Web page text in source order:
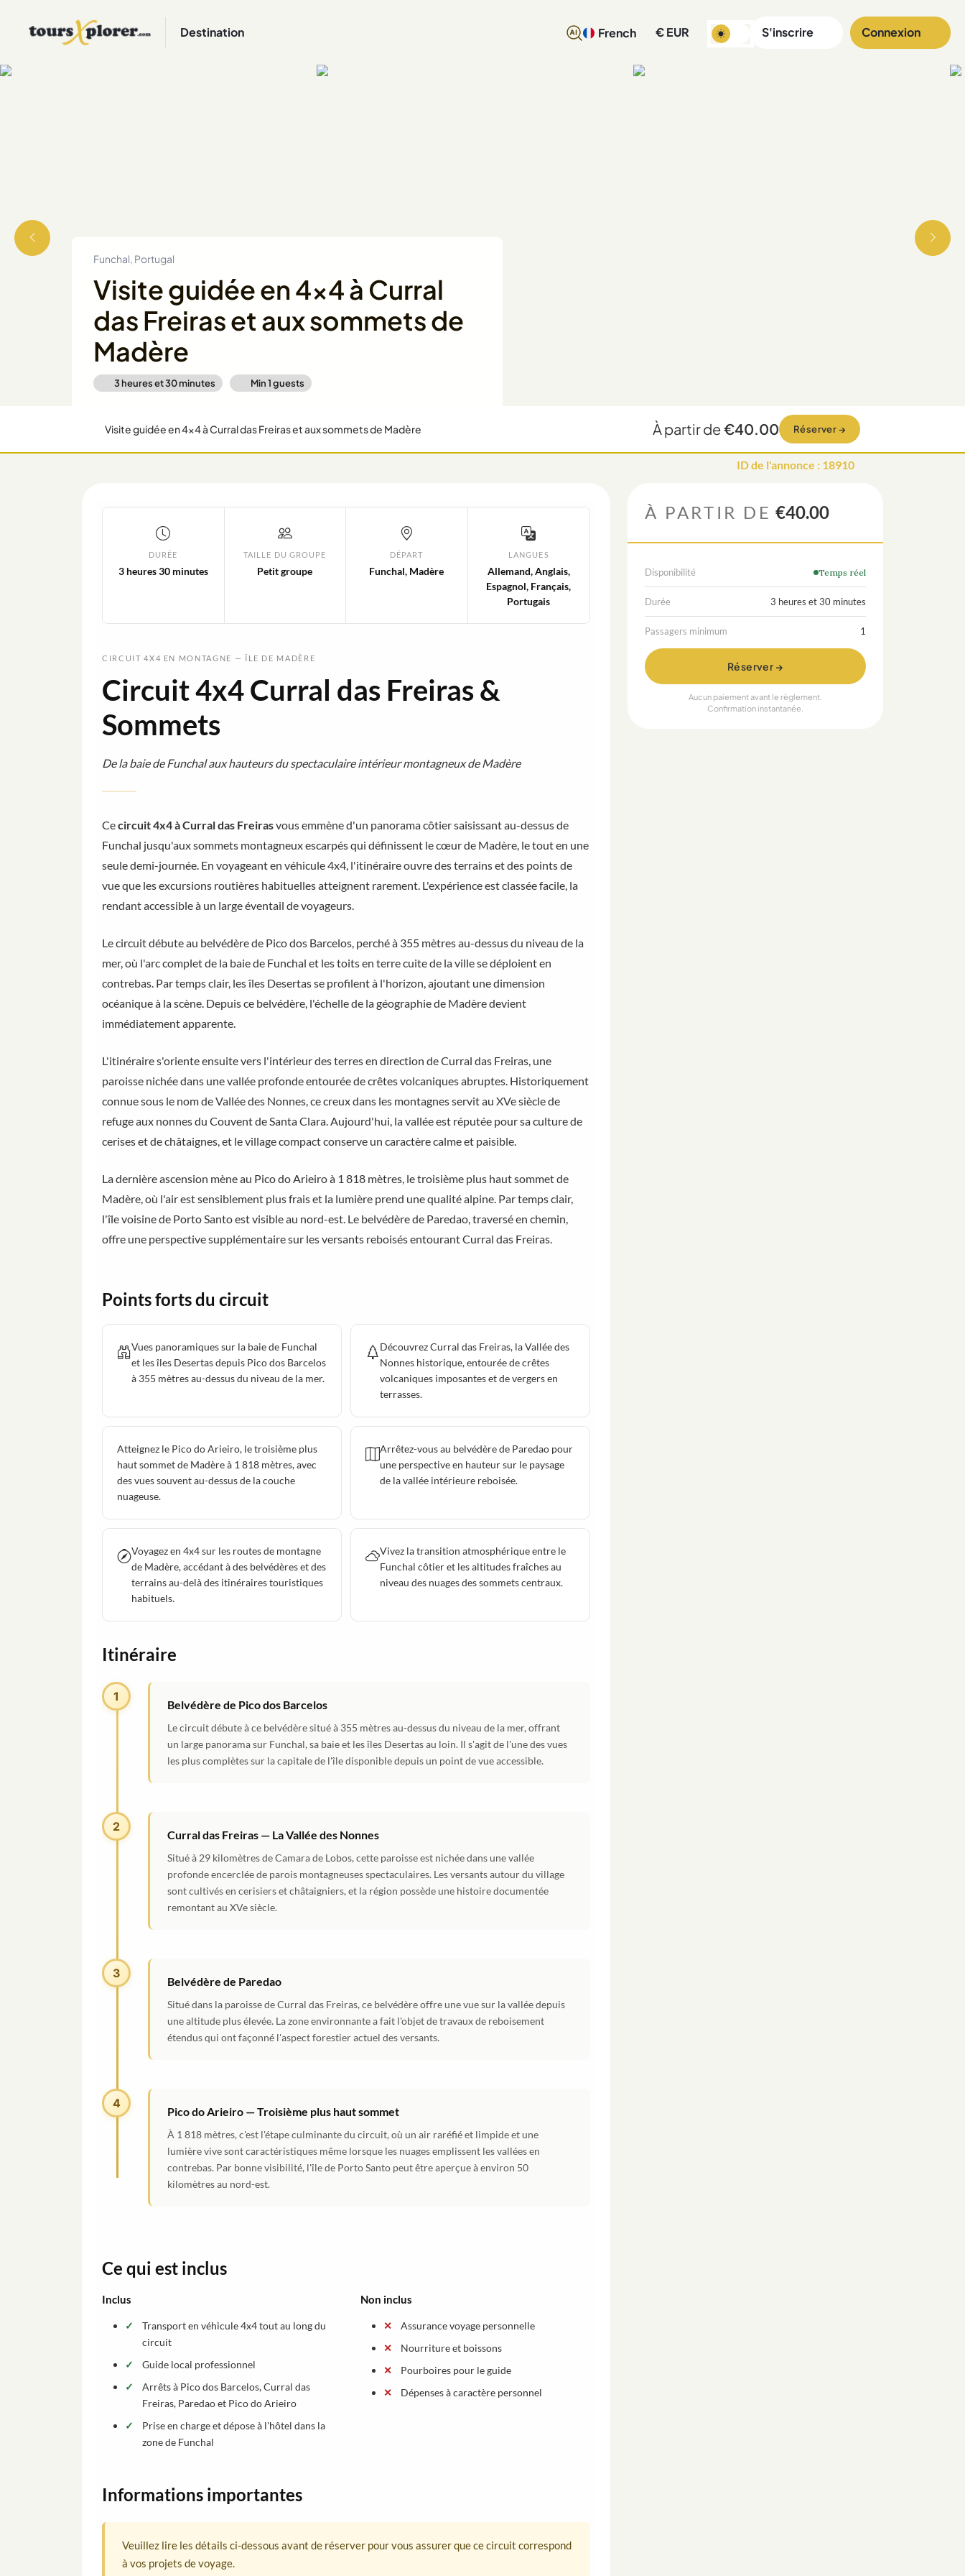
Destination French € EUR S'inscrire Connexion
Funchal, Portugal
Visite guidée en 4x4 à Curral
das Freiras et aux sommets de
Madère
3 heures et 30 minutes Min1guests
Visite guidée en 4x4 à Curral das Freiras et aux sommets de Madère À partir de€40.00 Réserver →
ID de l'annonce : 18910
DURÉE
3 heures 30 minutes
TAILLE DU GROUPE
Petit groupe
DÉPART
Funchal, Madère
LANGUES
Allemand, Anglais,
Espagnol, Français,
Portugais
CIRCUIT 4X4 EN MONTAGNE — ÎLE DE MADÈRE
Circuit 4x4 Curral das Freiras &
Sommets
De la baie de Funchal aux hauteurs du spectaculaire intérieur montagneux de Madère
Cecircuit 4x4 à Curral das Freirasvous emmène d'un panorama côtier saisissant au-dessus de
Funchal jusqu'aux sommets montagneux escarpés qui définissent le cœur de Madère, le tout en une
seule demi-journée. En voyageant en véhicule 4x4, l'itinéraire ouvre des terrains et des points de
vue que les excursions routières habituelles atteignent rarement. L'expérience est classée facile, la
rendant accessible à un large éventail de voyageurs.
Le circuit débute au belvédère de Pico dos Barcelos, perché à 355 mètres au-dessus du niveau de la
mer, où l'arc complet de la baie de Funchal et les toits en terre cuite de la ville se déploient en
contrebas. Par temps clair, les îles Desertas se profilent à l'horizon, ajoutant une dimension
océanique à la scène. Depuis ce belvédère, l'échelle de la géographie de Madère devient
immédiatement apparente.
L'itinéraire s'oriente ensuite vers l'intérieur des terres en direction de Curral das Freiras, une
paroisse nichée dans une vallée profonde entourée de crêtes volcaniques abruptes. Historiquement
connue sous le nom de Vallée des Nonnes, ce creux dans les montagnes servit au XVe siècle de
refuge aux nonnes du Couvent de Santa Clara. Aujourd'hui, la vallée est réputée pour sa culture de
cerises et de châtaignes, et le village compact conserve un caractère calme et paisible.
La dernière ascension mène au Pico do Arieiro à 1 818 mètres, le troisième plus haut sommet de
Madère, où l'air est sensiblement plus frais et la lumière prend une qualité alpine. Par temps clair,
l'île voisine de Porto Santo est visible au nord-est. Le belvédère de Paredao, traversé en chemin,
offre une perspective supplémentaire sur les versants reboisés entourant Curral das Freiras.
Points forts du circuit
Vues panoramiques sur la baie de Funchal
et les îles Desertas depuis Pico dos Barcelos
à 355 mètres au-dessus du niveau de la mer.
Découvrez Curral das Freiras, la Vallée des
Nonnes historique, entourée de crêtes
volcaniques imposantes et de vergers en
terrasses.
Atteignez le Pico do Arieiro, le troisième plus
haut sommet de Madère à 1 818 mètres, avec
des vues souvent au-dessus de la couche
nuageuse.
Arrêtez-vous au belvédère de Paredao pour
une perspective en hauteur sur le paysage
de la vallée intérieure reboisée.
Voyagez en 4x4 sur les routes de montagne
de Madère, accédant à des belvédères et des
terrains au-delà des itinéraires touristiques
habituels.
Vivez la transition atmosphérique entre le
Funchal côtier et les altitudes fraîches au
niveau des nuages des sommets centraux.
Itinéraire
1
Belvédère de Pico dos Barcelos
Le circuit débute à ce belvédère situé à 355 mètres au-dessus du niveau de la mer, offrant
un large panorama sur Funchal, sa baie et les îles Desertas au loin. Il s'agit de l'une des vues
les plus complètes sur la capitale de l'île disponible depuis un point de vue accessible.
2
Curral das Freiras — La Vallée des Nonnes
Situé à 29 kilomètres de Camara de Lobos, cette paroisse est nichée dans une vallée
profonde encerclée de parois montagneuses spectaculaires. Les versants autour du village
sont cultivés en cerisiers et châtaigniers, et la région possède une histoire documentée
remontant au XVe siècle.
3
Belvédère de Paredao
Situé dans la paroisse de Curral das Freiras, ce belvédère offre une vue sur la vallée depuis
une altitude plus élevée. La zone environnante a fait l'objet de travaux de reboisement
étendus qui ont façonné l'aspect forestier actuel des versants.
4
Pico do Arieiro — Troisième plus haut sommet
À 1 818 mètres, c'est l'étape culminante du circuit, où un air raréfié et limpide et une
lumière vive sont caractéristiques même lorsque les nuages emplissent les vallées en
contrebas. Par bonne visibilité, l'île de Porto Santo peut être aperçue à environ 50
kilomètres au nord-est.
Ce qui est inclus
Inclus
Transport en véhicule 4x4 tout au long du
circuit
Guide local professionnel
Arrêts à Pico dos Barcelos, Curral das
Freiras, Paredao et Pico do Arieiro
Prise en charge et dépose à l'hôtel dans la
zone de Funchal
Non inclus
Assurance voyage personnelle
Nourriture et boissons
Pourboires pour le guide
Dépenses à caractère personnel
Informations importantes
Veuillez lire les détails ci-dessous avant de réserver pour vous assurer que ce circuit correspond
à vos projets de voyage.
À PARTIR DE €40.00
Disponibilité Temps réel
Durée 3 heures et 30 minutes
Passagers minimum 1
Réserver →
Aucun paiement avant le règlement.
Confirmation instantanée.